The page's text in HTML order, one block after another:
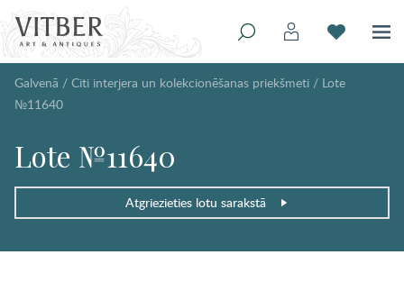
Galvenā / Citi interjera un kolekcionēšanas priekšmeti / Lote
№11640
Lote №11640
Atgriezieties lotu sarakstā